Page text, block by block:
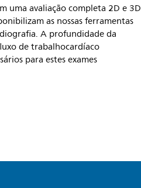
uma avaliação completa 2D e 3D
as nossas ferramentas
A profundidade da
de trabalhocardíaco
para estes exames